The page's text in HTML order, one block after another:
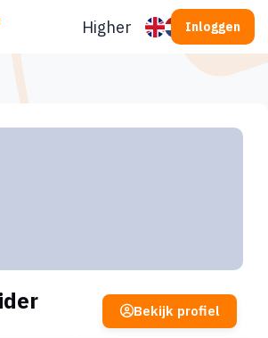
Higherlevel Inloggen
Bekijk profiel